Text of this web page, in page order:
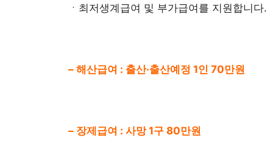
ㆍ최저생계급여 및 부가급여를 지원합니다.
– 해산급여 : 출산·출산예정 1인 70만원
– 장제급여 : 사망 1구 80만원